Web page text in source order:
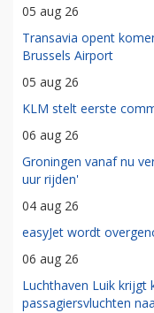
05 aug 26
Transavia opent
Brussels Airport
05 aug 26
KLM stelt eerste
06 aug 26
Groningen vanaf nu
uur rijden'
04 aug 26
easyJet wordt
06 aug 26
Luchthaven Luik
passagiersvluchten